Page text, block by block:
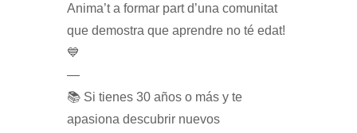
Anima’t a formar part d’una comunitat
que demostra que aprendre no té edat!
💙
—
📚 Si tienes 30 años o más y te
apasiona descubrir nuevos